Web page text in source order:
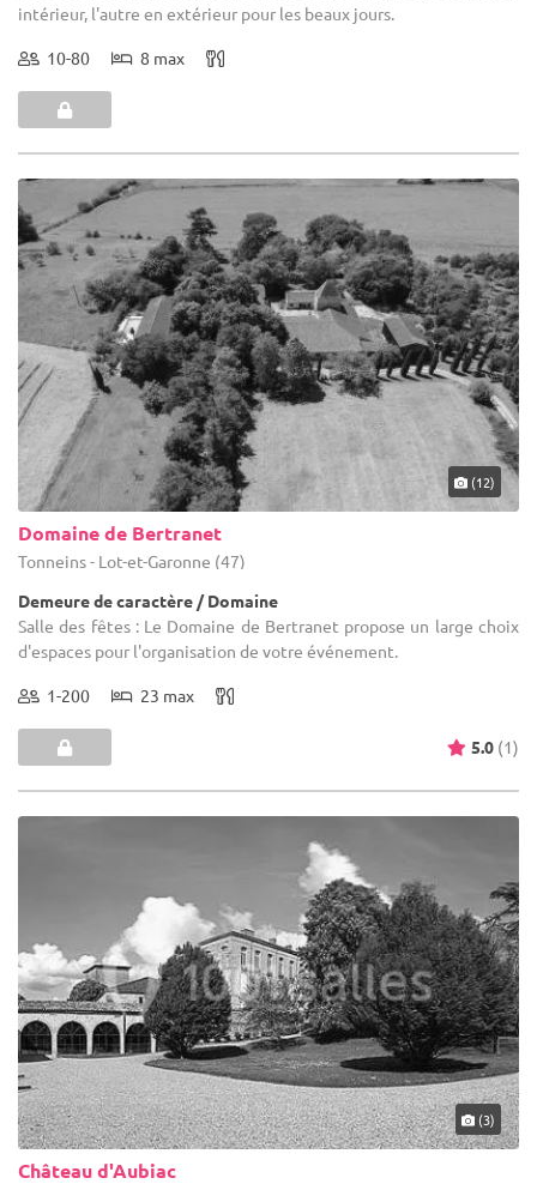
intérieur, l'autre en extérieur pour les beaux jours.
10-80 8 max
(12)
Domaine de Bertranet
Tonneins - Lot-et-Garonne (47)
Demeure de caractère / Domaine
Salle des fêtes : Le Domaine de Bertranet propose un large choix
d'espaces pour l'organisation de votre événement.
1-200 23 max
5.0 (1)
(3)
Château d'Aubiac